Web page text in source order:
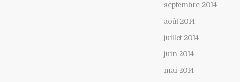
septembre 2014
août 2014
juillet 2014
juin 2014
mai 2014